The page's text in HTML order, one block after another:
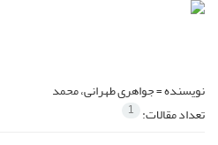
نویسنده =جواهری طهرانی، محمد
تعداد مقالات: 1